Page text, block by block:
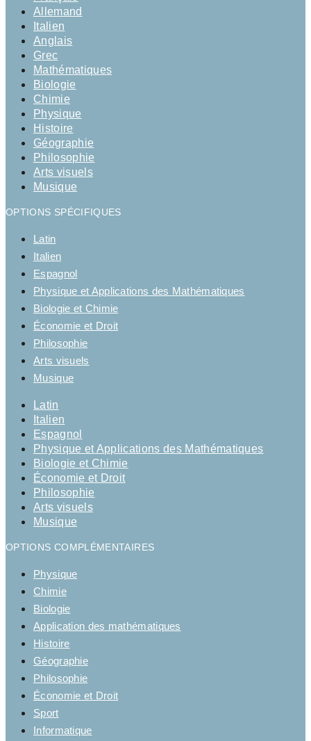
Allemand
Italien
Anglais
Grec
Mathématiques
Biologie
Chimie
Physique
Histoire
Géographie
Philosophie
Arts visuels
Musique
OPTIONS SPÉCIFIQUES
Latin
Italien
Espagnol
Physique et Applications des Mathématiques
Biologie et Chimie
Économie et Droit
Philosophie
Arts visuels
Musique
Latin
Italien
Espagnol
Physique et Applications des Mathématiques
Biologie et Chimie
Économie et Droit
Philosophie
Arts visuels
Musique
OPTIONS COMPLÉMENTAIRES
Physique
Chimie
Biologie
Application des mathématiques
Histoire
Géographie
Philosophie
Économie et Droit
Sport
Informatique